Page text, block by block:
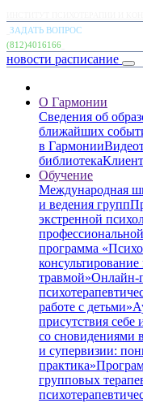
ЗАДАТЬ ВОПРОС
(812)4016166
новости расписание
О Гармонии
Сведения об
ближайших
в Гармонии
библиотека
Обучение
Международная
и ведения групп
экстренной
программа
травмой»Онлайн-
работе с детьми»
присутствия себе
со сновидениями
и супервизии:
практика»
групповых